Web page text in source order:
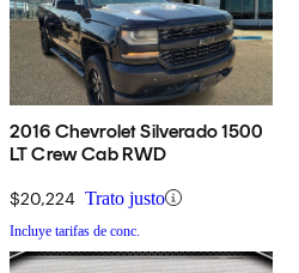
2016 Chevrolet Silverado 1500
LT Crew Cab RWD
$20,224 Trato justo
Incluye tarifas de conc.